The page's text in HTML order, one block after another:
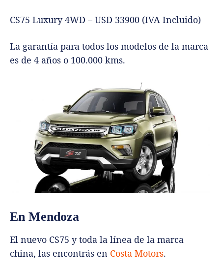
CS75 Luxury 4WD – USD 33900 (IVA Incluido)
La garantía para todos los modelos de la marca
es de 4 años o 100.000 kms.
En Mendoza
El nuevo CS75 y toda la línea de la marca
china, las encontrás en Costa Motors.